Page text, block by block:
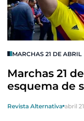
MARCHAS 21 DE ABRIL
Marchas 21
esquema de
Revista Alternativa abril